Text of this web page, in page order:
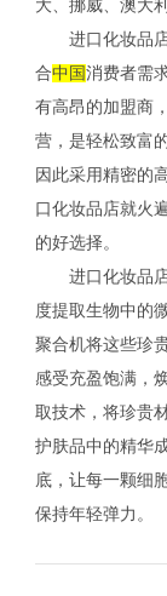
大、挪威、澳大
进口化妆品店
合中国消费者需
有高昂的加盟商
营，是轻松致富
因此采用精密的
口化妆品店就火
的好选择。
进口化妆品店
度提取生物中的
聚合机将这些珍
感受充盈饱满，
取技术，将珍贵
护肤品中的精华
底，让每一颗细
保持年轻弹力。